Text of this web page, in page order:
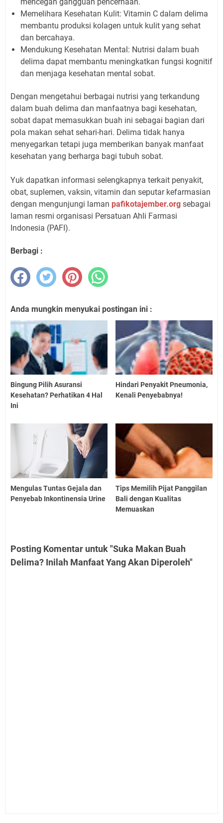
Memelihara Kesehatan Kulit: Vitamin C dalam delima
membantu produksi kolagen untuk kulit yang sehat
dan bercahaya.
Mendukung Kesehatan Mental: Nutrisi dalam buah
delima dapat membantu meningkatkan fungsi kognitif
dan menjaga kesehatan mental sobat.
Dengan mengetahui berbagai nutrisi yang terkandung
dalam buah delima dan manfaatnya bagi kesehatan,
sobat dapat memasukkan buah ini sebagai bagian dari
pola makan sehat sehari-hari. Delima tidak hanya
menyegarkan tetapi juga memberikan banyak manfaat
kesehatan yang berharga bagi tubuh sobat.
Yuk dapatkan informasi selengkapnya terkait penyakit,
obat, suplemen, vaksin, vitamin dan seputar kefarmasian
dengan mengunjungi laman pafikotajember.org sebagai
laman resmi organisasi Persatuan Ahli Farmasi
Indonesia (PAFI).
Berbagi :
Anda mungkin menyukai postingan ini :
Bingung Pilih Asuransi
Kesehatan? Perhatikan 4 Hal
Ini
Hindari Penyakit Pneumonia,
Kenali Penyebabnya!
Mengulas Tuntas Gejala dan
Penyebab Inkontinensia Urine
Tips Memilih Pijat Panggilan
Bali dengan Kualitas
Memuaskan
Posting Komentar untuk "Suka Makan Buah
Delima? Inilah Manfaat Yang Akan Diperoleh"